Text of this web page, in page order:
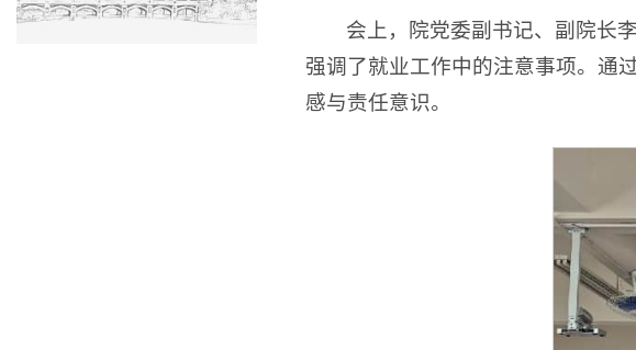
会上，院党委副书记、副院长
强调了就业工作中的注意事项。通
感与责任意识。